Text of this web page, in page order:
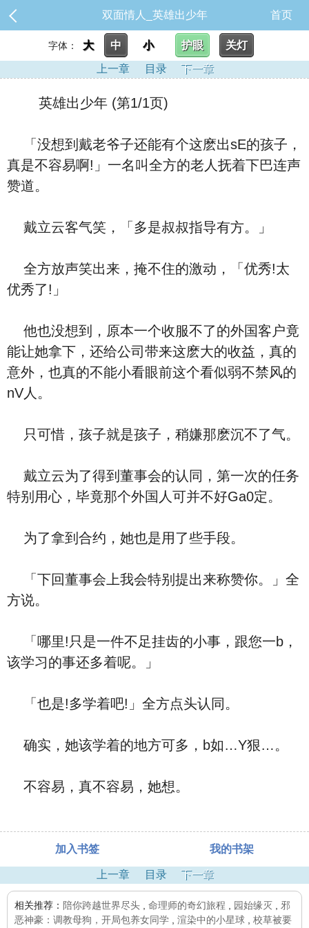
双面情人_英雄出少年 首页
字体： 大 中 小 护眼
关灯
上一章
目录 下一章
英雄出少年 (第1/1页)
「没想到戴老爷子还能有个这麽出sE的孩子，
真是不容易啊!」一名叫全方的老人抚着下巴连声
赞道。
戴立云客气笑，「多是叔叔指导有方。」
全方放声笑出来，掩不住的激动，「优秀!太
优秀了!」
他也没想到，原本一个收服不了的外国客户竟
能让她拿下，还给公司带来这麽大的收益，真的
意外，也真的不能小看眼前这个看似弱不禁风的
nV人。
只可惜，孩子就是孩子，稍嫌那麽沉不了气。
戴立云为了得到董事会的认同，第一次的任务
特别用心，毕竟那个外国人可并不好Ga0定。
为了拿到合约，她也是用了些手段。
「下回董事会上我会特别提出来称赞你。」全
方说。
「哪里!只是一件不足挂齿的小事，跟您一b，
该学习的事还多着呢。」
「也是!多学着吧!」全方点头认同。
确实，她该学着的地方可多，b如…Y狠…。
不容易，真不容易，她想。
加入书签 我的书架
上一章 目录 下一章
相关推荐： 陪你跨越世界尽头 命理师的奇幻旅程 园始缘灭
邪
恶神豪：调教母狗，开局包养女同学
渲染中的小星球 校草被要